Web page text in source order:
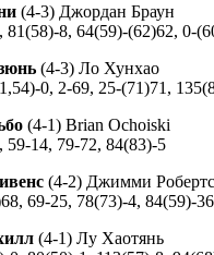
(4-3) Джордан Браун
81(58)-8, 64(59)-(62)62, 0-
(4-3) Ло Хунхао
0, 2-69, 25-(71)71,
(4-1) Brian Ochoiski
59-14, 79-72, 84(83)-5
(4-2) Джимми
69-25, 78(73)-4, 84(59)-
(4-1) Лу Хаотянь